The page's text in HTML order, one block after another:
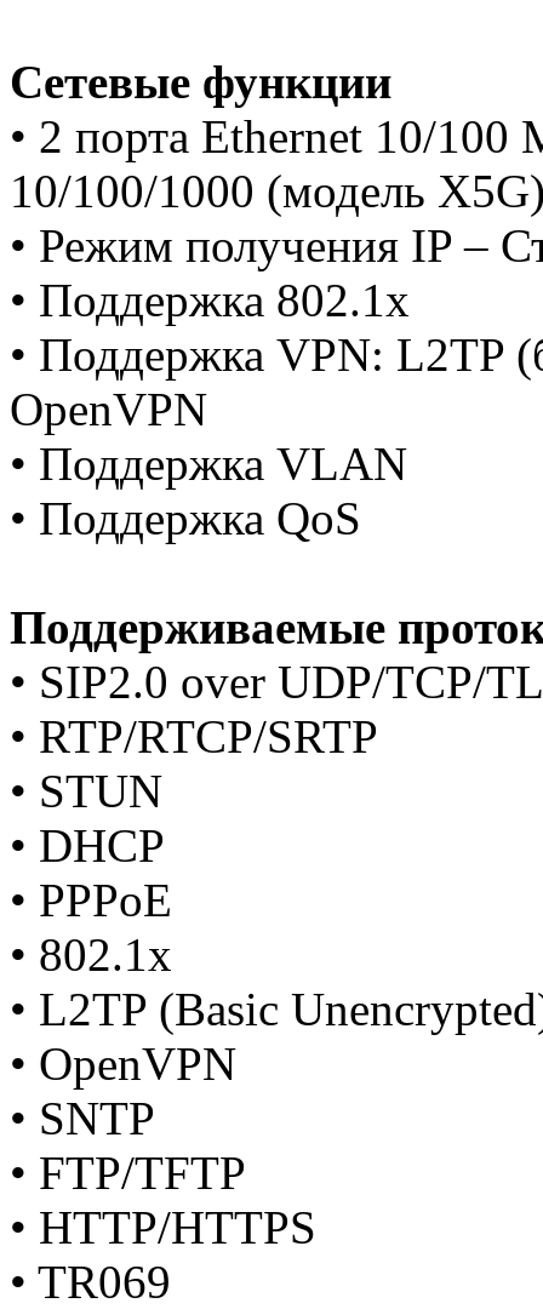
Сетевые функции
• 2 порта Ethernet 10/
10/100/1000 (модель
• Режим получения IP –
• Поддержка 802.1x
• Поддержка VPN: L2TP
OpenVPN
• Поддержка VLAN
• Поддержка QoS
Поддерживаемые
• SIP2.0 over UDP/TCP/
• RTP/RTCP/SRTP
• STUN
• DHCP
• PPPoE
• 802.1x
• L2TP (Basic
• OpenVPN
• SNTP
• FTP/TFTP
• HTTP/HTTPS
• TR069